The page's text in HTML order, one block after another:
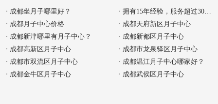
成都坐月子哪里好？
拥有15年经验，服务超过30000名
成都月子中心价格
成都天府新区月子中心
成都新津哪里有月子中心？
成都新都区月子中心
成都高新区月子中心
成都市龙泉驿区月子中心
成都市双流区月子中心
成都温江月子中心哪家好？
成都金牛区月子中心
成都武侯区月子中心